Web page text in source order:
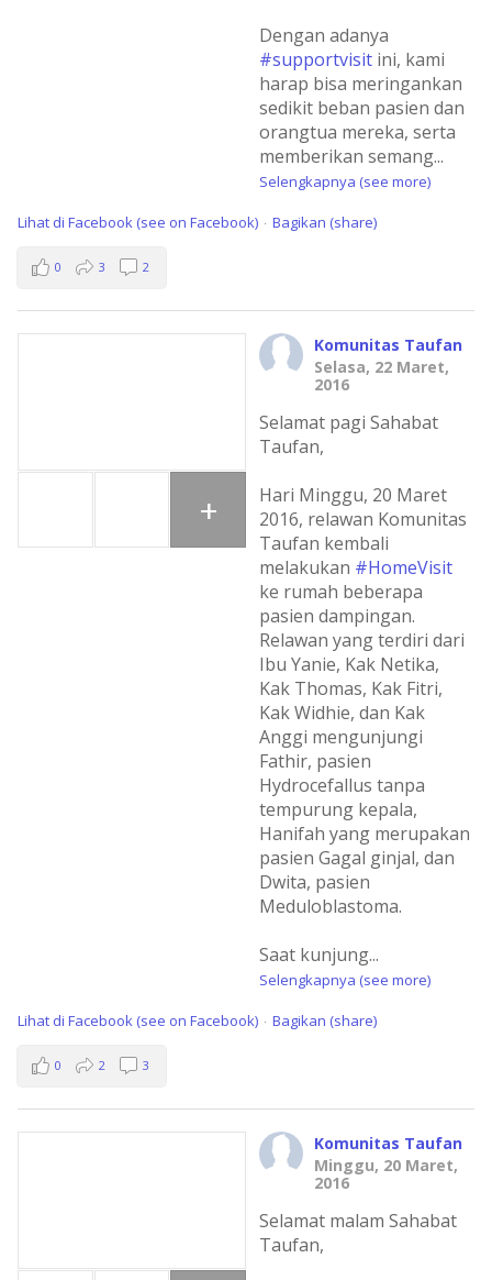
Dengan adanya
#supportvisit ini, kami
harap bisa meringankan
sedikit beban pasien dan
orangtua mereka, serta
memberikan semang...
Selengkapnya (see more)
Lihat di Facebook (see on Facebook) · Bagikan (share)
0 3 2
Komunitas Taufan
Selasa, 22 Maret,
2016
Selamat pagi Sahabat
Taufan,
Hari Minggu, 20 Maret
2016, relawan Komunitas
Taufan kembali
melakukan #HomeVisit
ke rumah beberapa
pasien dampingan.
Relawan yang terdiri dari
Ibu Yanie, Kak Netika,
Kak Thomas, Kak Fitri,
Kak Widhie, dan Kak
Anggi mengunjungi
Fathir, pasien
Hydrocefallus tanpa
tempurung kepala,
Hanifah yang merupakan
pasien Gagal ginjal, dan
Dwita, pasien
Meduloblastoma.
Saat kunjung...
Selengkapnya (see more)
+
Lihat di Facebook (see on Facebook) · Bagikan (share)
0 2 3
Komunitas Taufan
Minggu, 20 Maret,
2016
Selamat malam Sahabat
Taufan,